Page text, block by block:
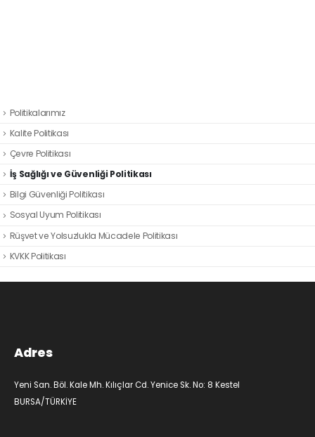
Politikalarımız
Kalite Politikası
Çevre Politikası
İş Sağlığı ve Güvenliği Politikası
Bilgi Güvenliği Politikası
Sosyal Uyum Politikası
Rüşvet ve Yolsuzlukla Mücadele Politikası
KVKK Politikası
Adres
Yeni San. Böl. Kale Mh. Kılıçlar Cd. Yenice Sk. No: 8 Kestel
BURSA/TÜRKİYE